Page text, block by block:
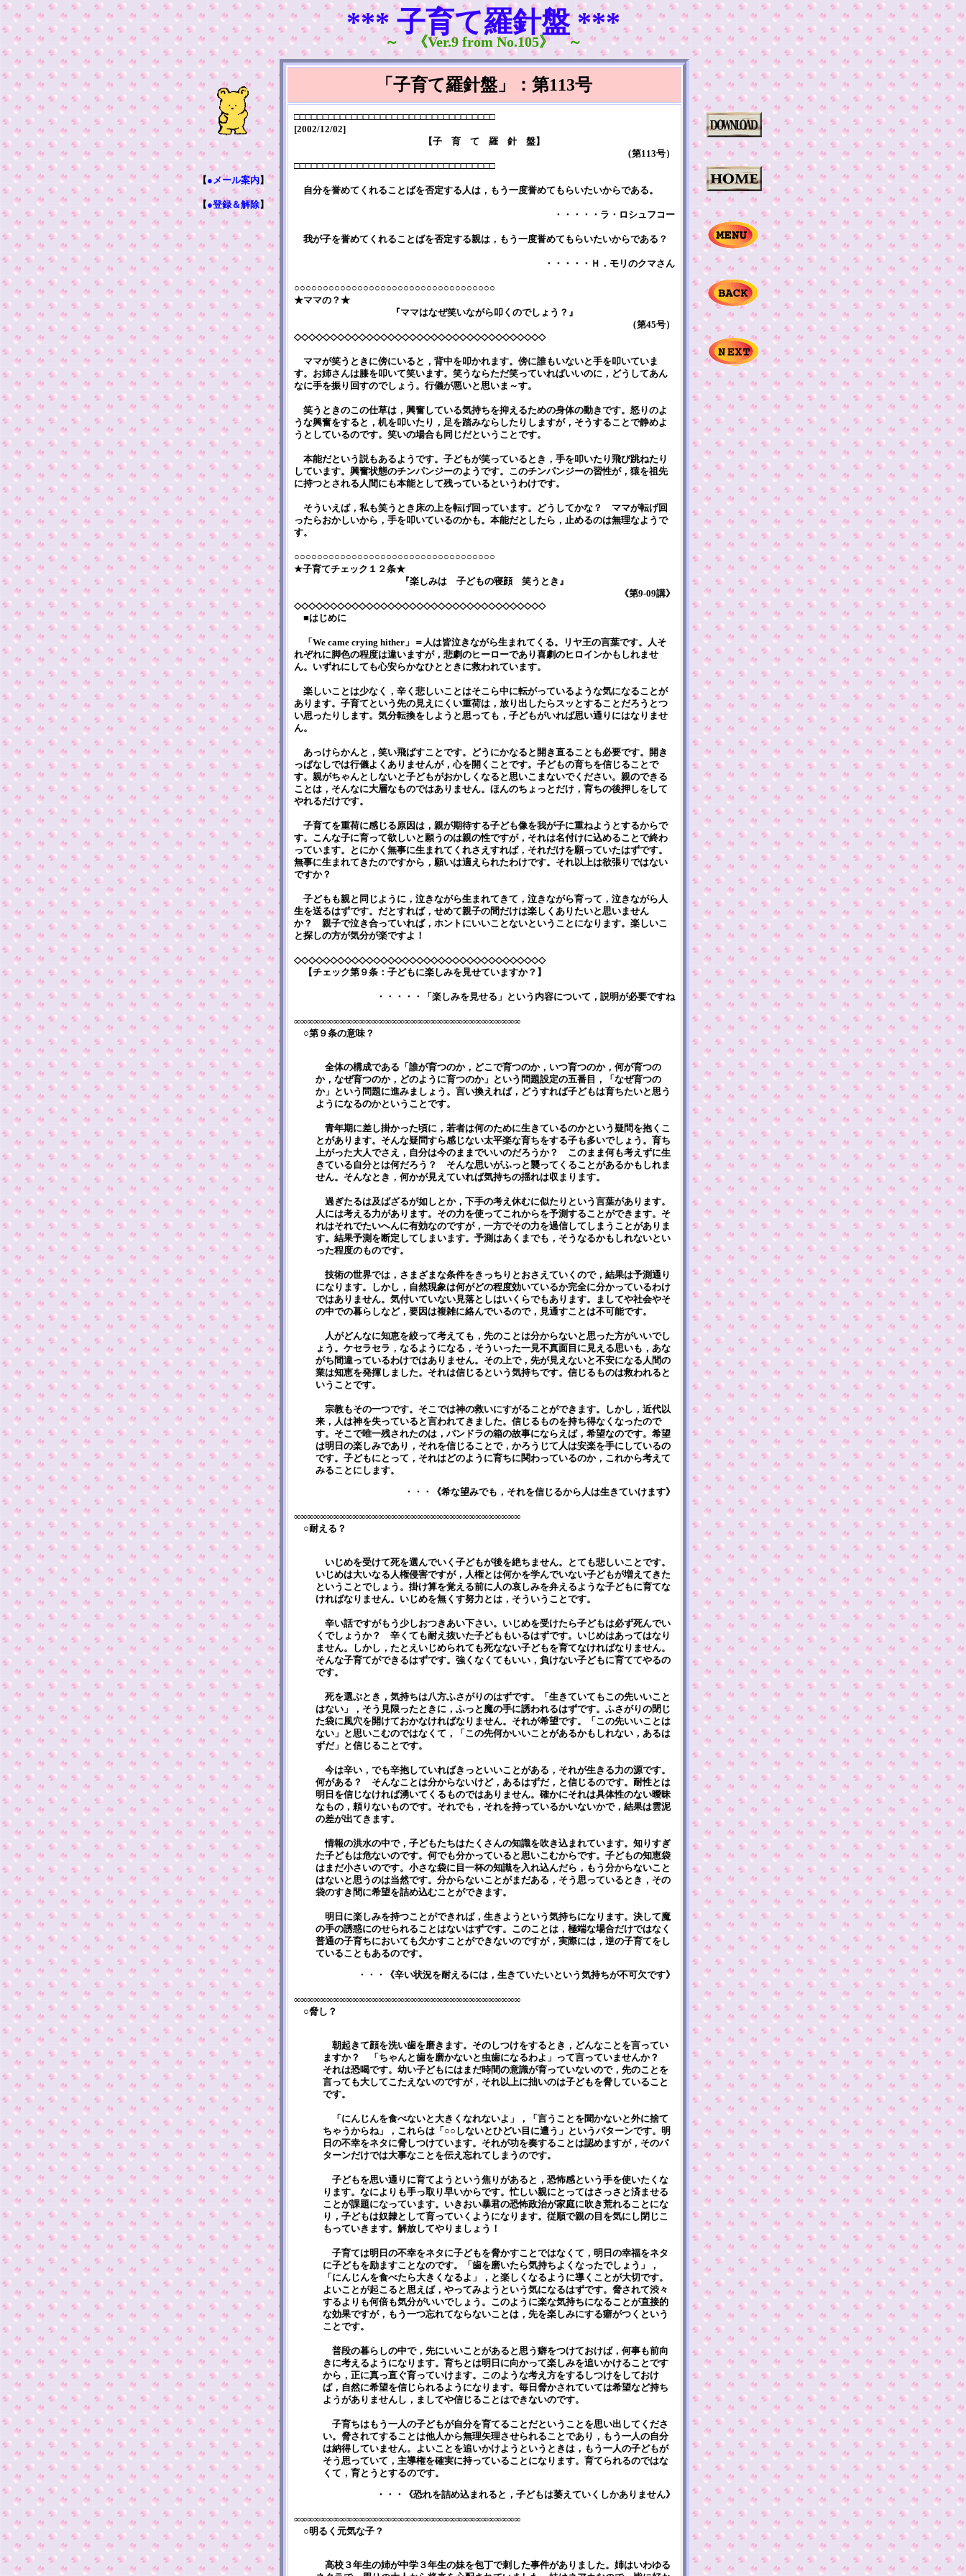
*** 子育て羅針盤 ***
～ 《Ver.9 from No.105》 ～
【●メール案内】
【●登録＆解除】
「子育て羅針盤」：第113号
□□□□□□□□□□□□□□□□□□□□□□□□□□□□□□□□□□□
[2002/12/02]
【子 育 て 羅 針 盤】
（第113号）
□□□□□□□□□□□□□□□□□□□□□□□□□□□□□□□□□□□
自分を誉めてくれることばを否定する人は，もう一度誉めてもらいたいからである。
・・・・・ラ・ロシュフコー
我が子を誉めてくれることばを否定する親は，もう一度誉めてもらいたいからである？
・・・・・Ｈ．モリのクマさん
○○○○○○○○○○○○○○○○○○○○○○○○○○○○○○○○○○○
★ママの？★
『ママはなぜ笑いながら叩くのでしょう？』
（第45号）
◇◇◇◇◇◇◇◇◇◇◇◇◇◇◇◇◇◇◇◇◇◇◇◇◇◇◇◇◇◇◇◇◇◇◇
ママが笑うときに傍にいると，背中を叩かれます。傍に誰もいないと手を叩いていま
す。お姉さんは膝を叩いて笑います。笑うならただ笑っていればいいのに，どうしてあん
なに手を振り回すのでしょう。行儀が悪いと思いま～す。
笑うときのこの仕草は，興奮している気持ちを抑えるための身体の動きです。怒りのよ
うな興奮をすると，机を叩いたり，足を踏みならしたりしますが，そうすることで静めよ
うとしているのです。笑いの場合も同じだということです。
本能だという説もあるようです。子どもが笑っているとき，手を叩いたり飛び跳ねたり
しています。興奮状態のチンパンジーのようです。このチンパンジーの習性が，猿を祖先
に持つとされる人間にも本能として残っているというわけです。
そういえば，私も笑うとき床の上を転げ回っています。どうしてかな？ ママが転げ回
ったらおかしいから，手を叩いているのかも。本能だとしたら，止めるのは無理なようで
す。
○○○○○○○○○○○○○○○○○○○○○○○○○○○○○○○○○○○
★子育てチェック１２条★
『楽しみは 子どもの寝顔 笑うとき』
《第9-09講》
◇◇◇◇◇◇◇◇◇◇◇◇◇◇◇◇◇◇◇◇◇◇◇◇◇◇◇◇◇◇◇◇◇◇◇
■はじめに
「We came crying hither」＝人は皆泣きながら生まれてくる。リヤ王の言葉です。人そ
れぞれに脚色の程度は違いますが，悲劇のヒーローであり喜劇のヒロインかもしれませ
ん。いずれにしても心安らかなひとときに救われています。
楽しいことは少なく，辛く悲しいことはそこら中に転がっているような気になることが
あります。子育てという先の見えにくい重荷は，放り出したらスッとすることだろうとつ
い思ったりします。気分転換をしようと思っても，子どもがいれば思い通りにはなりませ
ん。
あっけらかんと，笑い飛ばすことです。どうにかなると開き直ることも必要です。開き
っぱなしでは行儀よくありませんが，心を開くことです。子どもの育ちを信じることで
す。親がちゃんとしないと子どもがおかしくなると思いこまないでください。親のできる
ことは，そんなに大層なものではありません。ほんのちょっとだけ，育ちの後押しをして
やれるだけです。
子育てを重荷に感じる原因は，親が期待する子ども像を我が子に重ねようとするからで
す。こんな子に育って欲しいと願うのは親の性ですが，それは名付けに込めることで終わ
っています。とにかく無事に生まれてくれさえすれば，それだけを願っていたはずです。
無事に生まれてきたのですから，願いは適えられたわけです。それ以上は欲張りではない
ですか？
子どもも親と同じように，泣きながら生まれてきて，泣きながら育って，泣きながら人
生を送るはずです。だとすれば，せめて親子の間だけは楽しくありたいと思いません
か？ 親子で泣き合っていれば，ホントにいいことないということになります。楽しいこ
と探しの方が気分が楽ですよ！
◇◇◇◇◇◇◇◇◇◇◇◇◇◇◇◇◇◇◇◇◇◇◇◇◇◇◇◇◇◇◇◇◇◇◇
【チェック第９条：子どもに楽しみを見せていますか？】
・・・・・「楽しみを見せる」という内容について，説明が必要ですね
∞∞∞∞∞∞∞∞∞∞∞∞∞∞∞∞∞∞∞∞∞∞∞∞∞∞∞∞∞∞∞∞∞∞∞
○第９条の意味？
全体の構成である「誰が育つのか，どこで育つのか，いつ育つのか，何が育つの
か，なぜ育つのか，どのように育つのか」という問題設定の五番目，「なぜ育つの
か」という問題に進みましょう。言い換えれば，どうすれば子どもは育ちたいと思う
ようになるのかということです。
青年期に差し掛かった頃に，若者は何のために生きているのかという疑問を抱くこ
とがあります。そんな疑問すら感じない太平楽な育ちをする子も多いでしょう。育ち
上がった大人でさえ，自分は今のままでいいのだろうか？ このまま何も考えずに生
きている自分とは何だろう？ そんな思いがふっと襲ってくることがあるかもしれま
せん。そんなとき，何かが見えていれば気持ちの揺れは収まります。
過ぎたるは及ばざるが如しとか，下手の考え休むに似たりという言葉があります。
人には考える力があります。その力を使ってこれからを予測することができます。そ
れはそれでたいへんに有効なのですが，一方でその力を過信してしまうことがありま
す。結果予測を断定してしまいます。予測はあくまでも，そうなるかもしれないとい
った程度のものです。
技術の世界では，さまざまな条件をきっちりとおさえていくので，結果は予測通り
になります。しかし，自然現象は何がどの程度効いているか完全に分かっているわけ
ではありません。気付いていない見落としはいくらでもあります。ましてや社会やそ
の中での暮らしなど，要因は複雑に絡んでいるので，見通すことは不可能です。
人がどんなに知恵を絞って考えても，先のことは分からないと思った方がいいでし
ょう。ケセラセラ，なるようになる，そういった一見不真面目に見える思いも，あな
がち間違っているわけではありません。その上で，先が見えないと不安になる人間の
業は知恵を発揮しました。それは信じるという気持ちです。信じるものは救われると
いうことです。
宗教もその一つです。そこでは神の救いにすがることができます。しかし，近代以
来，人は神を失っていると言われてきました。信じるものを持ち得なくなったので
す。そこで唯一残されたのは，パンドラの箱の故事にならえば，希望なのです。希望
は明日の楽しみであり，それを信じることで，かろうじて人は安楽を手にしているの
です。子どもにとって，それはどのように育ちに関わっているのか，これから考えて
みることにします。
・・・《希な望みでも，それを信じるから人は生きていけます》
∞∞∞∞∞∞∞∞∞∞∞∞∞∞∞∞∞∞∞∞∞∞∞∞∞∞∞∞∞∞∞∞∞∞∞
○耐える？
いじめを受けて死を選んでいく子どもが後を絶ちません。とても悲しいことです。
いじめは大いなる人権侵害ですが，人権とは何かを学んでいない子どもが増えてきた
ということでしょう。掛け算を覚える前に人の哀しみを弁えるような子どもに育てな
ければなりません。いじめを無くす努力とは，そういうことです。
辛い話ですがもう少しおつきあい下さい。いじめを受けたら子どもは必ず死んでい
くでしょうか？ 辛くても耐え抜いた子どももいるはずです。いじめはあってはなり
ません。しかし，たとえいじめられても死なない子どもを育てなければなりません。
そんな子育てができるはずです。強くなくてもいい，負けない子どもに育ててやるの
です。
死を選ぶとき，気持ちは八方ふさがりのはずです。「生きていてもこの先いいこと
はない」，そう見限ったときに，ふっと魔の手に誘われるはずです。ふさがりの閉じ
た袋に風穴を開けておかなければなりません。それが希望です。「この先いいことは
ない」と思いこむのではなくて，「この先何かいいことがあるかもしれない，あるは
ずだ」と信じることです。
今は辛い，でも辛抱していればきっといいことがある，それが生きる力の源です。
何がある？ そんなことは分からないけど，あるはずだ，と信じるのです。耐性とは
明日を信じなければ湧いてくるものではありません。確かにそれは具体性のない曖昧
なもの，頼りないものです。それでも，それを持っているかいないかで，結果は雲泥
の差が出てきます。
情報の洪水の中で，子どもたちはたくさんの知識を吹き込まれています。知りすぎ
た子どもは危ないのです。何でも分かっていると思いこむからです。子どもの知恵袋
はまだ小さいのです。小さな袋に目一杯の知識を入れ込んだら，もう分からないこと
はないと思うのは当然です。分からないことがまだある，そう思っているとき，その
袋のすき間に希望を詰め込むことができます。
明日に楽しみを持つことができれば，生きようという気持ちになります。決して魔
の手の誘惑にのせられることはないはずです。このことは，極端な場合だけではなく
普通の子育ちにおいても欠かすことができないのですが，実際には，逆の子育てをし
ていることもあるのです。
・・・《辛い状況を耐えるには，生きていたいという気持ちが不可欠です》
∞∞∞∞∞∞∞∞∞∞∞∞∞∞∞∞∞∞∞∞∞∞∞∞∞∞∞∞∞∞∞∞∞∞∞
○脅し？
朝起きて顔を洗い歯を磨きます。そのしつけをするとき，どんなことを言ってい
ますか？ 「ちゃんと歯を磨かないと虫歯になるわよ」って言っていませんか？
それは恐喝です。幼い子どもにはまだ時間の意識が育っていないので，先のことを
言っても大してこたえないのですが，それ以上に拙いのは子どもを脅していること
です。
「にんじんを食べないと大きくなれないよ」，「言うことを聞かないと外に捨て
ちゃうからね」，これらは「○○しないとひどい目に遭う」というパターンです。明
日の不幸をネタに脅しつけています。それが功を奏することは認めますが，そのパ
ターンだけでは大事なことを伝え忘れてしまうのです。
子どもを思い通りに育てようという焦りがあると，恐怖感という手を使いたくな
ります。なによりも手っ取り早いからです。忙しい親にとってはさっさと済ませる
ことが課題になっています。いきおい暴君の恐怖政治が家庭に吹き荒れることにな
り，子どもは奴隷として育っていくようになります。従順で親の目を気にし閉じこ
もっていきます。解放してやりましょう！
子育ては明日の不幸をネタに子どもを脅かすことではなくて，明日の幸福をネタ
に子どもを励ますことなのです。「歯を磨いたら気持ちよくなったでしょう」，
「にんじんを食べたら大きくなるよ」，と楽しくなるように導くことが大切です。
よいことが起こると思えば，やってみようという気になるはずです。脅されて渋々
するよりも何倍も気分がいいでしょう。このように楽な気持ちになることが直接的
な効果ですが，もう一つ忘れてならないことは，先を楽しみにする癖がつくという
ことです。
普段の暮らしの中で，先にいいことがあると思う癖をつけておけば，何事も前向
きに考えるようになります。育ちとは明日に向かって楽しみを追いかけることです
から，正に真っ直ぐ育っていけます。このような考え方をするしつけをしておけ
ば，自然に希望を信じられるようになります。毎日脅かされていては希望など持ち
ようがありませんし，ましてや信じることはできないのです。
子育ちはもう一人の子どもが自分を育てることだということを思い出してくださ
い。脅されてすることは他人から無理矢理させられることであり，もう一人の自分
は納得していません。よいことを追いかけようというときは，もう一人の子どもが
そう思っていて，主導権を確実に持っていることになります。育てられるのではな
くて，育とうとするのです。
・・・《恐れを詰め込まれると，子どもは萎えていくしかありません》
∞∞∞∞∞∞∞∞∞∞∞∞∞∞∞∞∞∞∞∞∞∞∞∞∞∞∞∞∞∞∞∞∞∞∞
○明るく元気な子？
高校３年生の姉が中学３年生の妹を包丁で刺した事件がありました。姉はいわゆる